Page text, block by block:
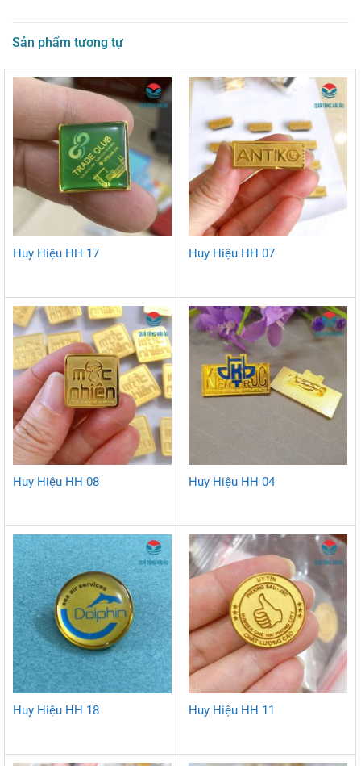
Sản phẩm tương tự
Huy Hiệu HH 17 Huy Hiệu HH 07
Huy Hiệu HH 08 Huy Hiệu HH 04
Huy Hiệu HH 18 Huy Hiệu HH 11